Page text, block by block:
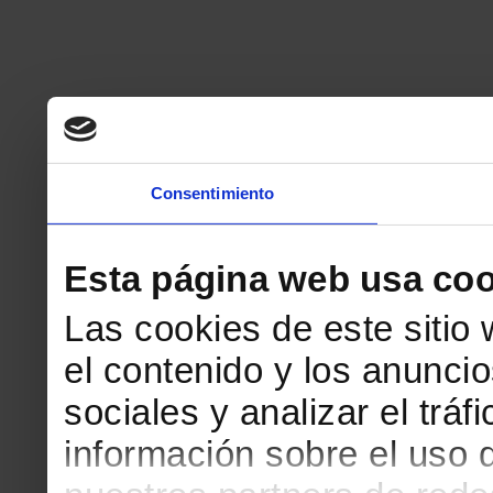
Consentimiento
Esta página web usa
Las cookies de este sitio
el contenido y los
sociales y analizar el
información sobre el uso